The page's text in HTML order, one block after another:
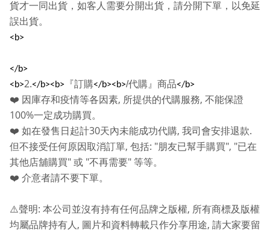
貨才一同出貨，如客人需要分開出貨，請分開下單，以免延
誤出貨。
<b>
</b>
<b>2.</b><b> 『訂購</b><b>/代購』商品</b>
❤️ 因庫存和疫情等各因素, 所提供的代購服務, 不能保證
100%一定成功購買。
❤️ 如在發售日起計30天內未能成功代購, 我司會安排退款.
但不接受任何原因取消訂單, 包括: "朋友已幫手購買", "已在
其他店舖購買" 或 "不再需要" 等等。
❤️ 介意者請不要下單。
⚠️聲明: 本公司並沒有持有任何品牌之版權, 所有商標及版權
均屬品牌持有人 , 圖片和資料轉載只作分享用途, 請大家要留